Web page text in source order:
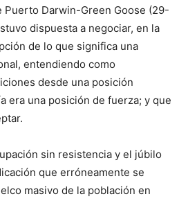
Puerto Darwin-Green Goose (29-
dispuesta a negociar, en la
de lo que significa una
entendiendo como
desde una posición
era una posición de fuerza; y que
sin resistencia y el júbilo
que erróneamente se
masivo de la población en